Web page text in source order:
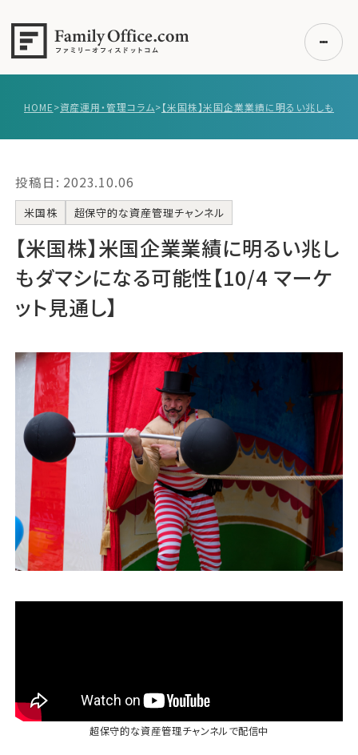
事例紹介
エキスパート一覧
無料講座
コラム
利用者の声
運営会社
ファミリーオフィスとは
関連書籍
メールマガジン登録
よくある質問
HOME>資産運用・管理コラム>
投稿日: 2023.10.06
米国株 超保守的な資産管理チャンネル
【米国株】米国企業業績に明るい兆し
もダマシになる可能性【10/4 マーケ
ット見通し】
超保守的な資産管理チャンネルで配信中